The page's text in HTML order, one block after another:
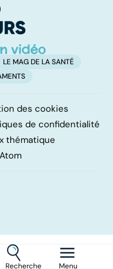
Recherche Menu
LE MAG DE LA SANTÉ
des cookies
de confidentialité
thématique